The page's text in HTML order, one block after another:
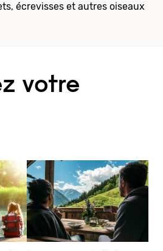
écrevisses et autres oiseaux
votre